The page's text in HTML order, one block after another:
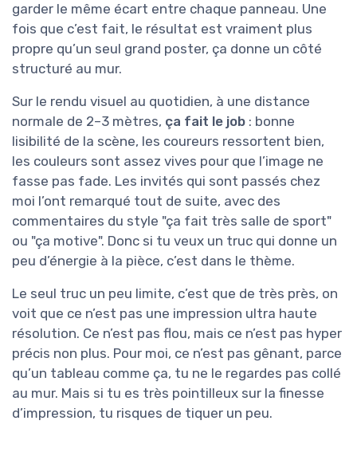
garder le même écart entre chaque panneau. Une
fois que c’est fait, le résultat est vraiment plus
propre qu’un seul grand poster, ça donne un côté
structuré au mur.
Sur le rendu visuel au quotidien, à une distance
normale de 2–3 mètres, ça fait le job : bonne
lisibilité de la scène, les coureurs ressortent bien,
les couleurs sont assez vives pour que l’image ne
fasse pas fade. Les invités qui sont passés chez
moi l’ont remarqué tout de suite, avec des
commentaires du style "ça fait très salle de sport"
ou "ça motive". Donc si tu veux un truc qui donne un
peu d’énergie à la pièce, c’est dans le thème.
Le seul truc un peu limite, c’est que de très près, on
voit que ce n’est pas une impression ultra haute
résolution. Ce n’est pas flou, mais ce n’est pas hyper
précis non plus. Pour moi, ce n’est pas gênant, parce
qu’un tableau comme ça, tu ne le regardes pas collé
au mur. Mais si tu es très pointilleux sur la finesse
d’impression, tu risques de tiquer un peu.